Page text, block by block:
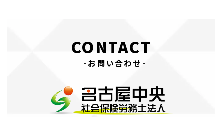
CONTACT
-お問い合わせ-